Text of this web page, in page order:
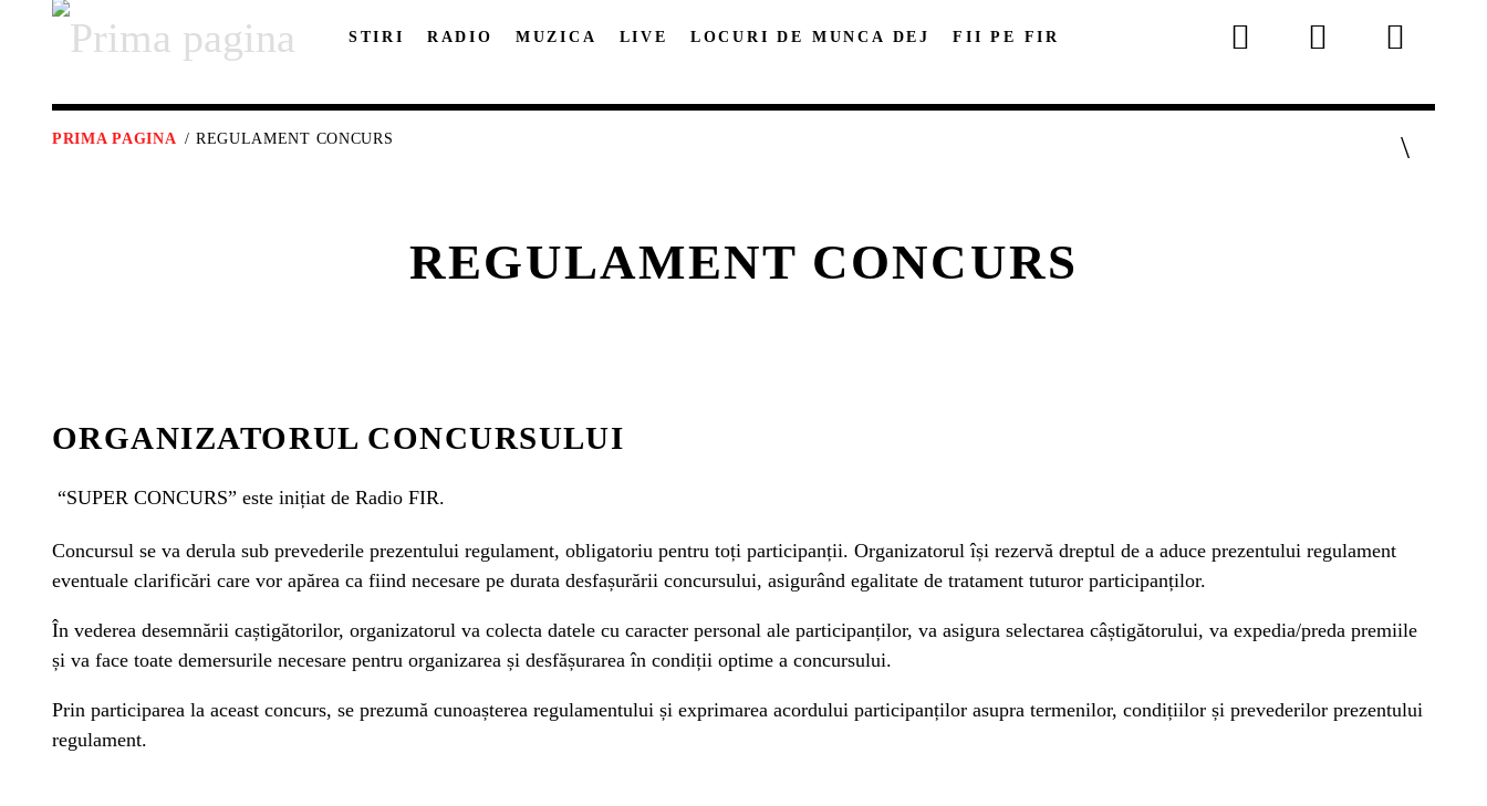
STIRI RADIO MUZICA LIVE LOCURI DE MUNCA DEJ FII PE FIR
CAUTA IN SITE:
DISTRIBUIE PAGINA PE:
PRIMA PAGINA / REGULAMENT CONCURS
REGULAMENT CONCURS
ORGANIZATORUL CONCURSULUI
“SUPER CONCURS” este inițiat de Radio FIR.
Concursul se va derula sub prevederile prezentului regulament, obligatoriu pentru toți participanții. Organizatorul își rezervă dreptul de a aduce prezentului regulament
eventuale clarificări care vor apărea ca fiind necesare pe durata desfașurării concursului, asigurând egalitate de tratament tuturor participanților.
În vederea desemnării caștigătorilor, organizatorul va colecta datele cu caracter personal ale participanților, va asigura selectarea câștigătorului, va expedia/preda premiile
și va face toate demersurile necesare pentru organizarea și desfășurarea în condiții optime a concursului.
Prin participarea la aceast concurs, se prezumă cunoașterea regulamentului și exprimarea acordului participanților asupra termenilor, condițiilor și prevederilor prezentului
regulament.